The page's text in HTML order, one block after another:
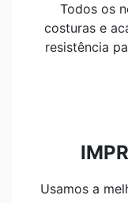
Todos os
costuras e
resistência
Usamos a